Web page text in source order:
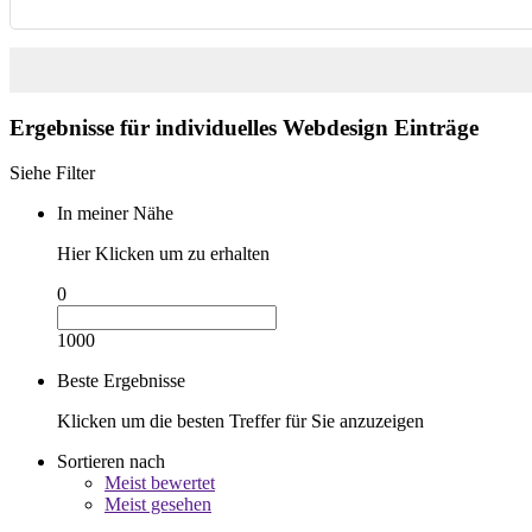
Ergebnisse für individuelles Webdesign Einträge
Siehe Filter
In meiner Nähe
Hier Klicken um zu erhalten
0
1000
Beste Ergebnisse
Klicken um die besten Treffer für Sie anzuzeigen
Sortieren nach
Meist bewertet
Meist gesehen